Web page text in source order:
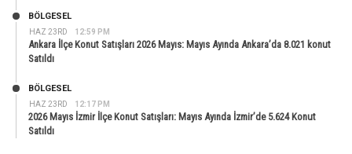
HAZ 23RD 12:59 PM
BÖLGESEL
Ankara İlçe Konut Satışları 2026 Mayıs: Mayıs Ayında Ankara’da 8.021 konut
Satıldı
HAZ 23RD 12:17 PM
BÖLGESEL
2026 Mayıs İzmir İlçe Konut Satışları: Mayıs Ayında İzmir’de 5.624 Konut
Satıldı